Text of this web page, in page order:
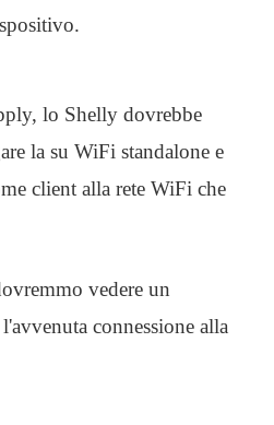
lo Shelly dovrebbe
la su WiFi standalone e
client alla rete WiFi che
vedere un
connessione alla